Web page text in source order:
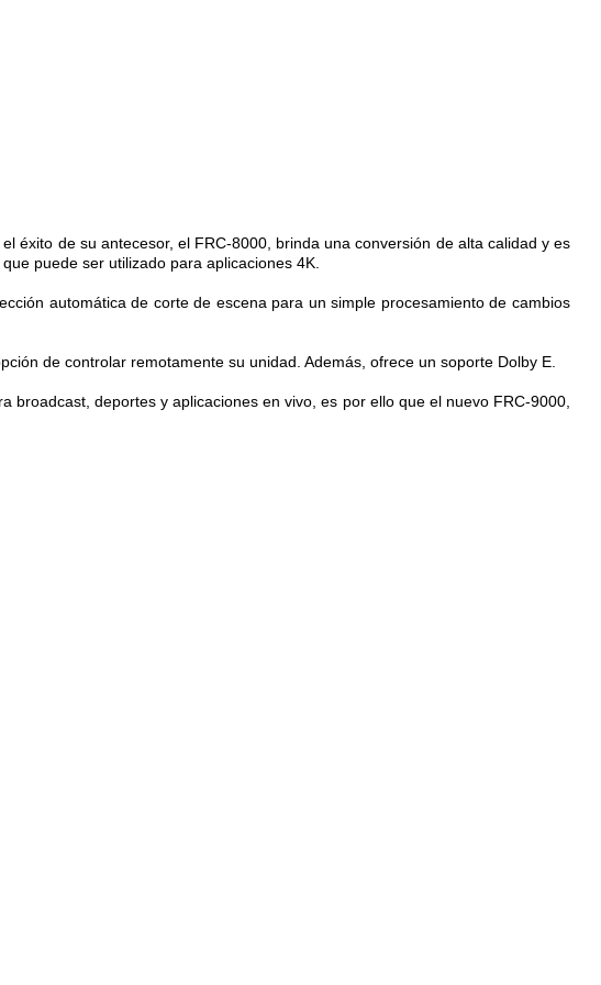
éxito de su antecesor, el FRC-8000, brinda una conversión de alta calidad y es
puede ser utilizado para aplicaciones 4K.
automática de corte de escena para un simple procesamiento de cambios
de controlar remotamente su unidad. Además, ofrece un soporte Dolby E.
broadcast, deportes y aplicaciones en vivo, es por ello que el nuevo FRC-9000,